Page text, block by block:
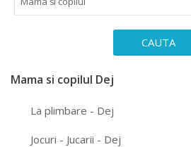
CAUTA
Mama si copilul Dej
La plimbare - Dej
Jocuri - Jucarii - Dej